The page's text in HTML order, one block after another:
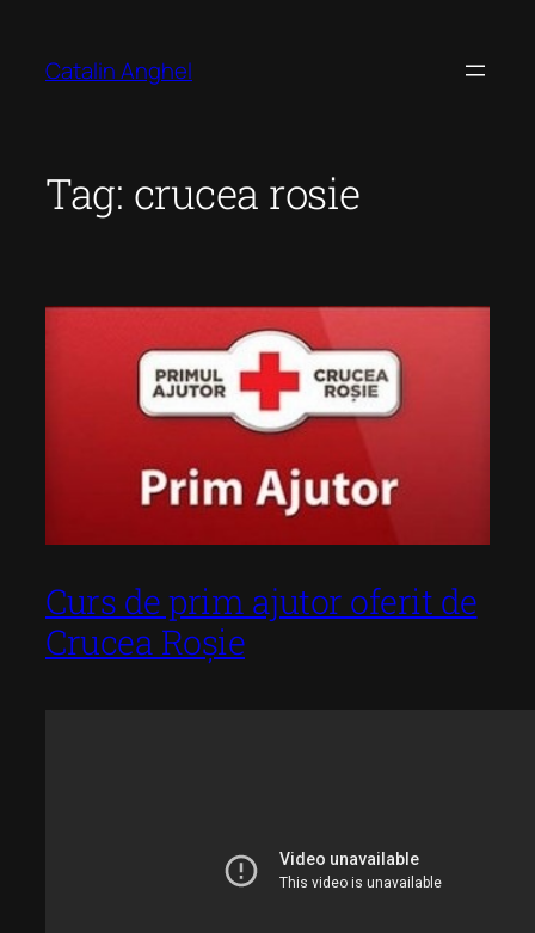
content
Catalin Anghel
Tag: crucea rosie
Curs de prim ajutor oferit de
Crucea Roșie